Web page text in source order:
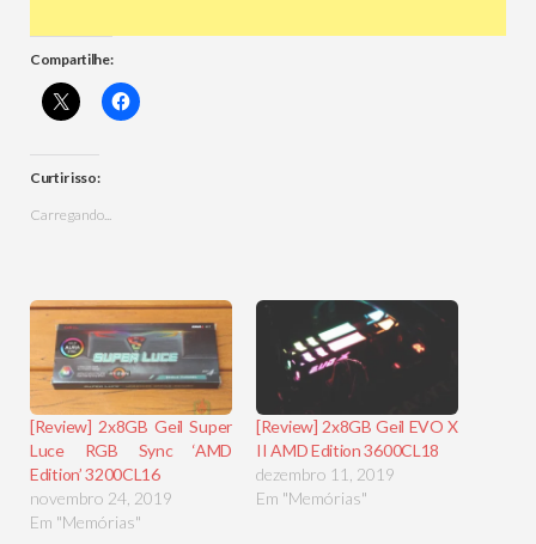
Compartilhe:
Curtir isso:
Carregando...
[Review] 2x8GB Geil Super
Luce RGB Sync ‘AMD
Edition’ 3200CL16
novembro 24, 2019
Em "Memórias"
[Review] 2x8GB Geil EVO X
II AMD Edition 3600CL18
dezembro 11, 2019
Em "Memórias"